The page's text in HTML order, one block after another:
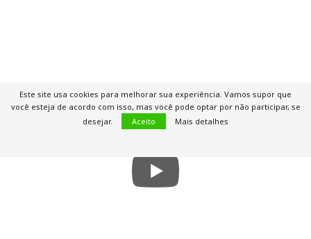
Este site usa cookies para melhorar sua experiência. Vamos supor que
você esteja de acordo com isso, mas você pode optar por não participar, se
desejar.
Aceito Mais detalhes